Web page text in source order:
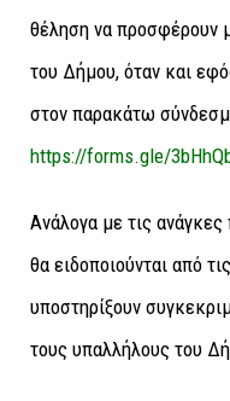
θέληση να προσφέρουν
του Δήμου, όταν και
στον παρακάτω
https://forms.gle/
Ανάλογα με τις ανάγκες
θα ειδοποιούνται από
υποστηρίξουν
τους υπαλλήλους του